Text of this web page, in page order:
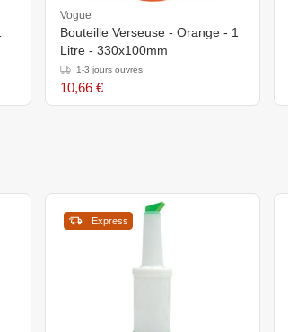
Vogue
Bouteille Verseuse - Orange - 1
Litre - 330x100mm
1-3 jours ouvrés
10,66 €
Express